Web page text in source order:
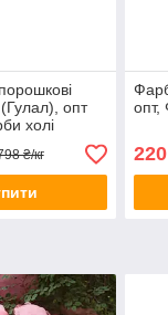
опт
холі
₴/кг
опт,
220